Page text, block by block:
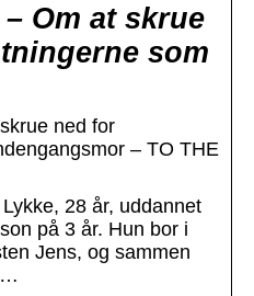
Om at skrue
som
ned for
– TO THE
28 år, uddannet
på 3 år. Hun bor i
Jens, og sammen
…